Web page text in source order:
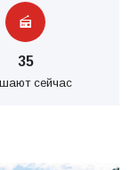
35
сейчас